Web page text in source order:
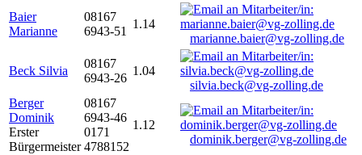
Baier
Marianne
08167
6943-51
1.14
marianne.baier@vg-zolling.de
Beck Silvia
08167
6943-26
1.04
silvia.beck@vg-zolling.de
Berger
Dominik
Erster
Bürgermeister
08167
6943-46
0171
4788152
1.12
dominik.berger@vg-zolling.de